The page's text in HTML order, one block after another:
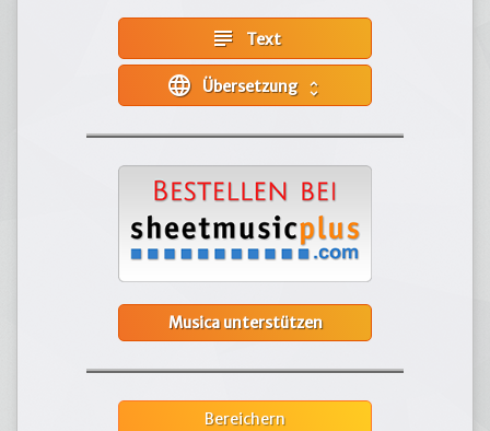
subject Text
language unfold_more
Musica unterstützen
Bereichern